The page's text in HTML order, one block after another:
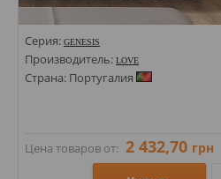
Серия: GENESIS
Производитель: LOVE
Страна: Португалия
Цена товаров от: 2 432,70 грн